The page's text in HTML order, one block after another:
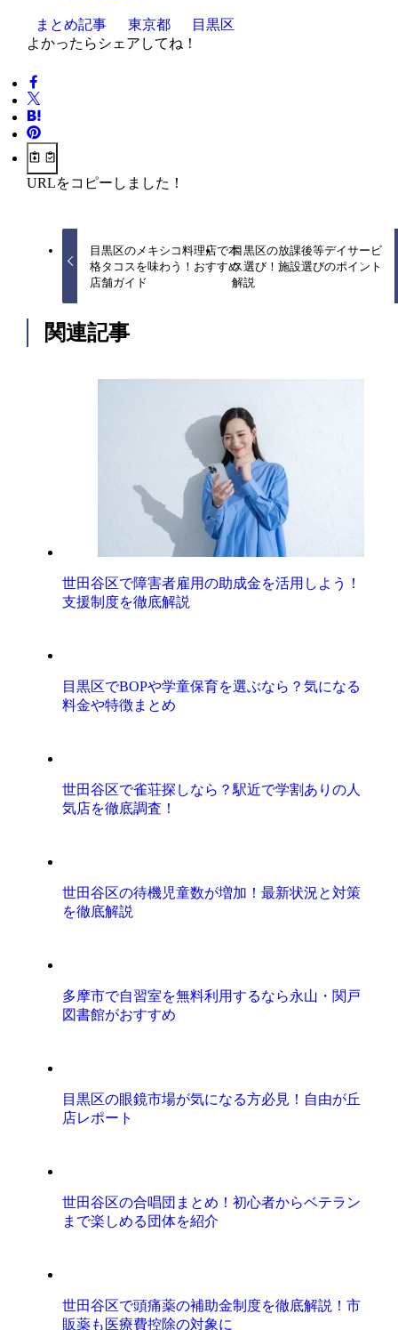
まとめ記事 東京都
目黒区
よかったらシェアしてね！
URLをコピーしました！
目黒区のメキシコ料理店で本
格タコスを味わう！おすすめ
店舗ガイド
目黒区の放課後等デイサービ
ス選び！施設選びのポイント
解説
関連記事
世田谷区で障害者雇用の助成金を活用しよう！
支援制度を徹底解説
目黒区でBOPや学童保育を選ぶなら？気になる
料金や特徴まとめ
世田谷区で雀荘探しなら？駅近で学割ありの人
気店を徹底調査！
世田谷区の待機児童数が増加！最新状況と対策
を徹底解説
多摩市で自習室を無料利用するなら永山・関戸
図書館がおすすめ
目黒区の眼鏡市場が気になる方必見！自由が丘
店レポート
世田谷区の合唱団まとめ！初心者からベテラン
まで楽しめる団体を紹介
世田谷区で頭痛薬の補助金制度を徹底解説！市
販薬も医療費控除の対象に